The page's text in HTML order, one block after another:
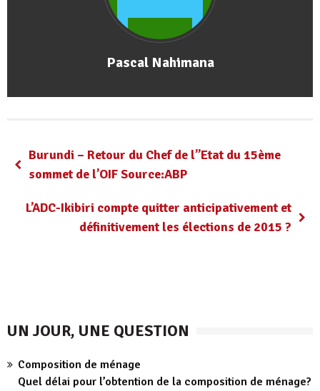
Pascal Nahimana
Burundi – Retour du Chef de l’’Etat du 15ème
sommet de l’OIF Source:ABP
L’ADC-Ikibiri compte quitter anticipativement et
définitivement les élections de 2015 ?
UN JOUR, UNE QUESTION
Composition de ménage
Quel délai pour l’obtention de la composition de ménage?